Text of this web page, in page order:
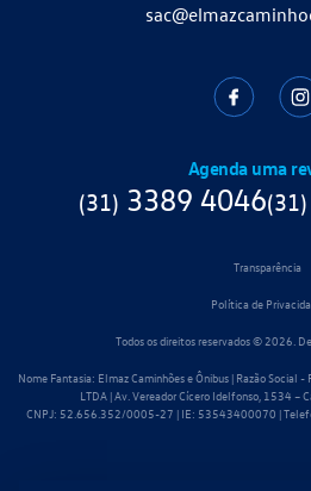
Agenda uma
(31) 3389 4046(31)
Transparência
Política de
Todos os direitos reservados © 2026.
Nome Fantasia: Elmaz Caminhões e Ônibus | Razão Social
LTDA | Av. Vereador Cícero Idelfonso, 1534 –
CNPJ: 52.656.352/0005-27 | IE: 53543400070 |